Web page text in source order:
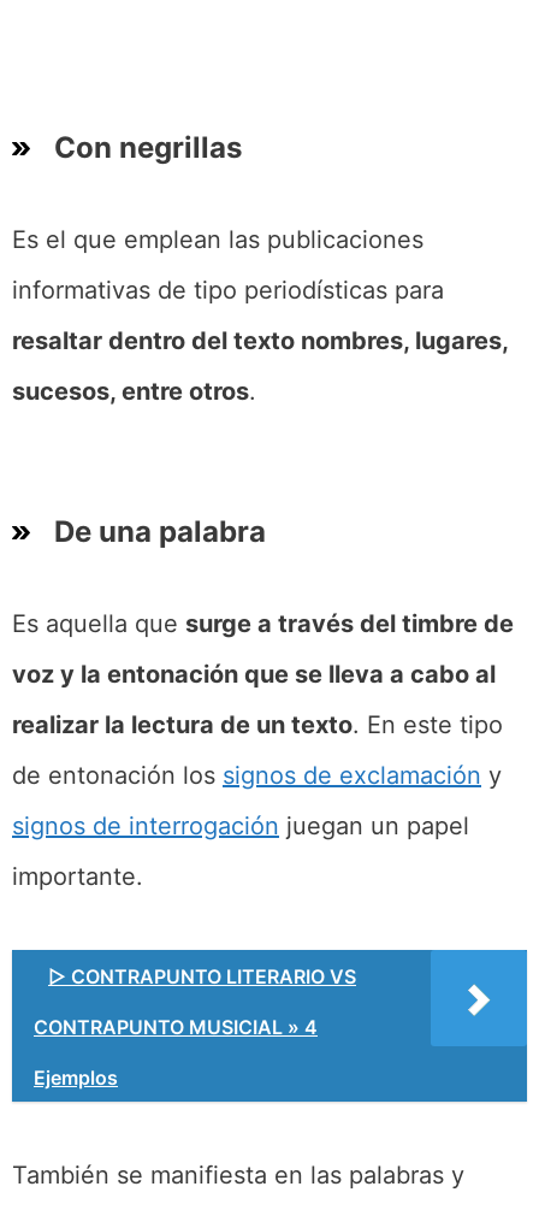
Con negrillas
Es el que emplean las publicaciones
informativas de tipo periodísticas para
resaltar dentro del texto nombres, lugares,
sucesos, entre otros.
De una palabra
Es aquella que surge a través del timbre de
voz y la entonación que se lleva a cabo al
realizar la lectura de un texto. En este tipo
de entonación los signos de exclamación y
signos de interrogación juegan un papel
importante.
▷ CONTRAPUNTO LITERARIO VS
CONTRAPUNTO MUSICIAL » 4
Ejemplos
También se manifiesta en las palabras y